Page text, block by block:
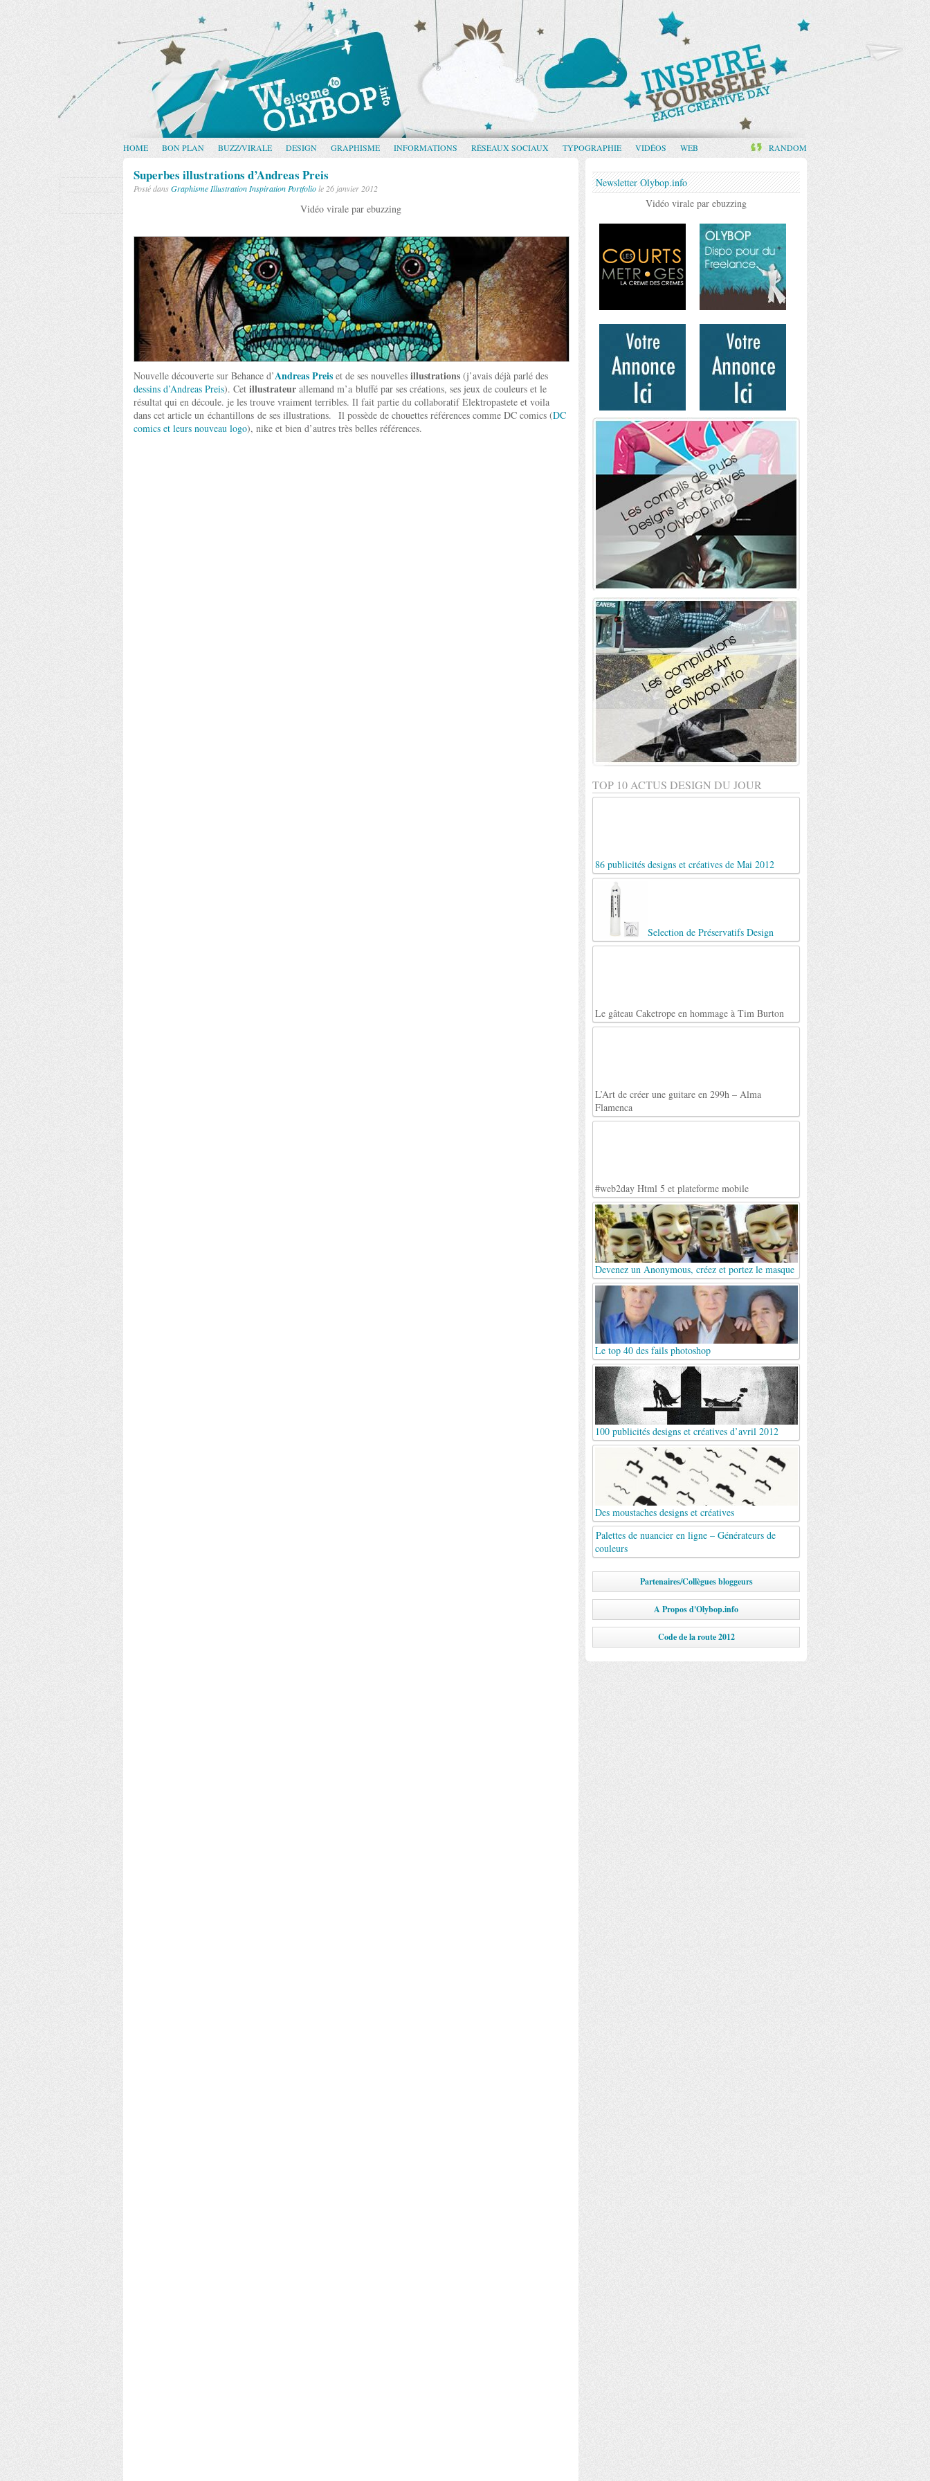
HOME BON PLAN BUZZ/VIRALE DESIGN GRAPHISME INFORMATIONS RÉSEAUX SOCIAUX TYPOGRAPHIE VIDÉOS WEB RANDOM
Superbes illustrations d’Andreas Preis
Posté dansGraphisme Illustration Inspiration Portfoliole 26 janvier 2012
Vidéo virale par ebuzzing
Nouvelle découverte sur Behance d’Andreas Preis et de ses nouvelles illustrations (j’avais déjà parlé des
dessins d’Andreas Preis). Cet illustrateur allemand m’a bluffé par ses créations, ses jeux de couleurs et le
résultat qui en découle. je les trouve vraiment terribles. Il fait partie du collaboratif Elektropastete et voila
dans cet article un échantillons de ses illustrations. Il possède de chouettes références comme DC comics (DC
comics et leurs nouveau logo), nike et bien d’autres très belles références.
Newsletter Olybop.info
Vidéo virale par ebuzzing
TOP 10 ACTUS DESIGN DU JOUR
86 publicités designs et créatives de Mai 2012
Selection de Préservatifs Design
Le gâteau Caketrope en hommage à Tim Burton
L’Art de créer une guitare en 299h – Alma
Flamenca
#web2day Html 5 et plateforme mobile
Devenez un Anonymous, créez et portez le masque
Le top 40 des fails photoshop
100 publicités designs et créatives d’avril 2012
Des moustaches designs et créatives
Palettes de nuancier en ligne – Générateurs de
couleurs
Partenaires/Collègues bloggeurs
A Propos d'Olybop.info
Code de la route 2012